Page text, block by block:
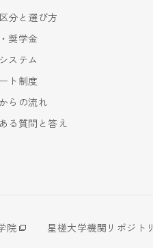
分と選び方
奨学金
ステム
ト制度
らの流れ
る質問と答え
院
星槎大学機関リポジトリ